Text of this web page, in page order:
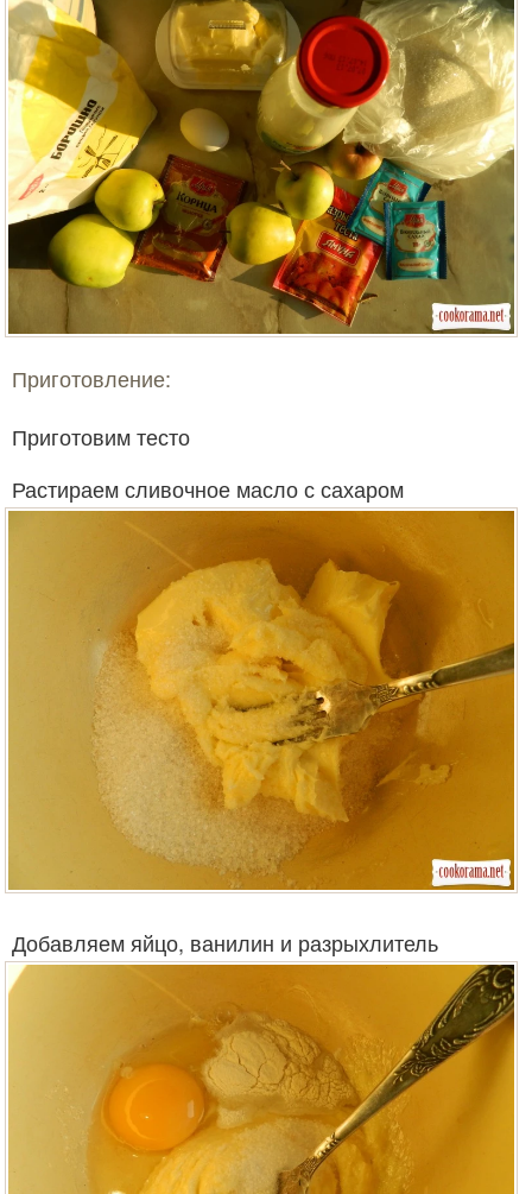
Приготовление:
Приготовим тесто
Растираем сливочное масло с сахаром
Добавляем яйцо, ванилин и разрыхлитель